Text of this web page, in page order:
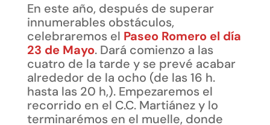
En este año, después de superar
innumerables obstáculos,
celebraremos el Paseo Romero el día
23 de Mayo. Dará comienzo a las
cuatro de la tarde y se prevé acabar
alrededor de la ocho (de las 16 h.
hasta las 20 h,). Empezaremos el
recorrido en el C.C. Martiánez y lo
terminarémos en el muelle, donde